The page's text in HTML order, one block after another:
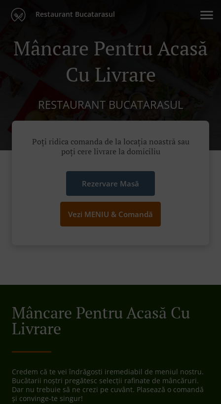
Restaurant Bucatarasul
Mâncare Pentru Acasă
Cu Livrare
RESTAURANT BUCATARASUL
Poți ridica comanda de la locația noastră sau
poți cere livrare la domiciliu
Rezervare Masă
Vezi MENIU & Comandă
Mâncare Pentru Acasă Cu
Livrare
Credem că te vei îndrăgosti iremediabil de meniul nostru.
Bucătarii noștri pregătesc selecții rafinate de mâncăruri.
Dar nu trebuie să ne crezi pe cuvânt. Plasează o comandă
și convinge-te singur!